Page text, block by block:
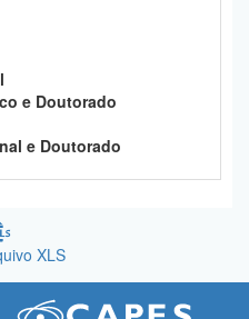
e Doutorado
e Doutorado
XLS